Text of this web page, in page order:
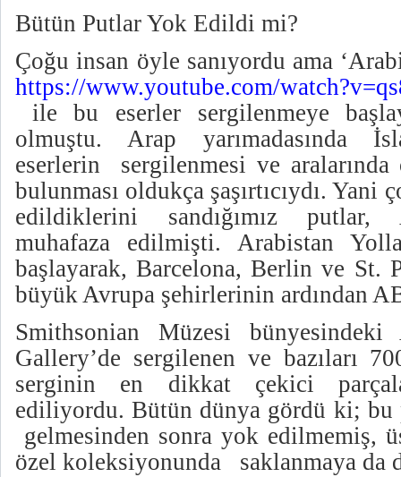
Bütün Putlar Yok Edildi mi?
Çoğu insan öyle sanıyordu ama
https://www.youtube.com/
ile bu eserler sergilenmeye
olmuştu. Arap yarımadasında
eserlerin
sergilenmesi ve
bulunması oldukça şaşırtıcıydı. Yani
edildiklerini sandığımız putlar,
muhafaza edilmişti. Arabistan
başlayarak, Barcelona, Berlin ve St.
büyük Avrupa şehirlerinin ardından
Smithsonian Müzesi
Gallery’de sergilenen ve bazıları
serginin en dikkat çekici
ediliyordu. Bütün dünya gördü ki;
gelmesinden sonra yok edilmemiş,
özel koleksiyonunda
saklanmaya da